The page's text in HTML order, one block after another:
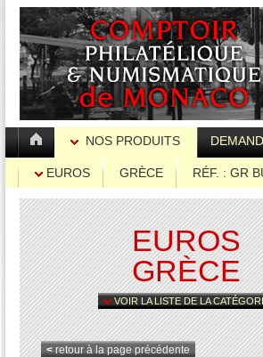
NOS PRODUITS
EUROS GRÈCE RÉF. : GR
EUROS
GRÈCE
VOIR LA LISTE DE LA
< retour à la page précédente